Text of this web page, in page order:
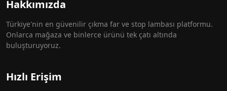
Hakkımızda
Türkiye'nin en güvenilir çıkma far ve stop lambası platformu.
Onlarca mağaza ve binlerce ürünü tek çatı altında
buluşturuyoruz.
Hızlı Erişim